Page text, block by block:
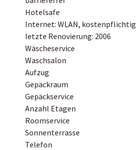
Hotelsafe
Internet: WLAN, kostenpflichtig
letzte Renovierung: 2006
Wäscheservice
Waschsalon
Aufzug
Gepäckraum
Gepäckservice
Anzahl Etagen
Roomservice
Sonnenterrasse
Telefon